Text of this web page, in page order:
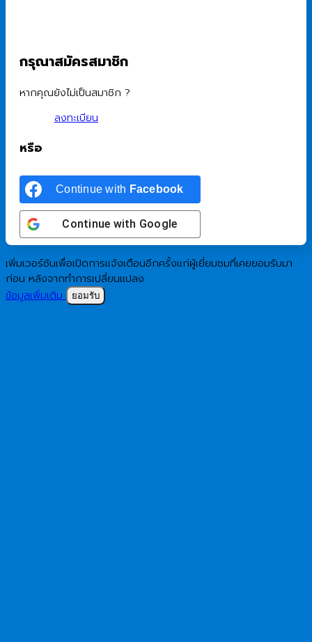
กรุณาสมัครสมาชิก
หากคุณยังไม่เป็นสมาชิก ?
ลงทะเบียน
หรือ
Continue with Facebook
Continue with Google
เพิ่มเวอร์ชันเพื่อเปิดการแจ้งเตือนอีกครั้งแก่ผู้เยี่ยมชมที่เคยยอมรับมา
ก่อน หลังจากทำการเปลี่ยนแปลง
ข้อมูลเพิ่มเติม
ยอมรับ